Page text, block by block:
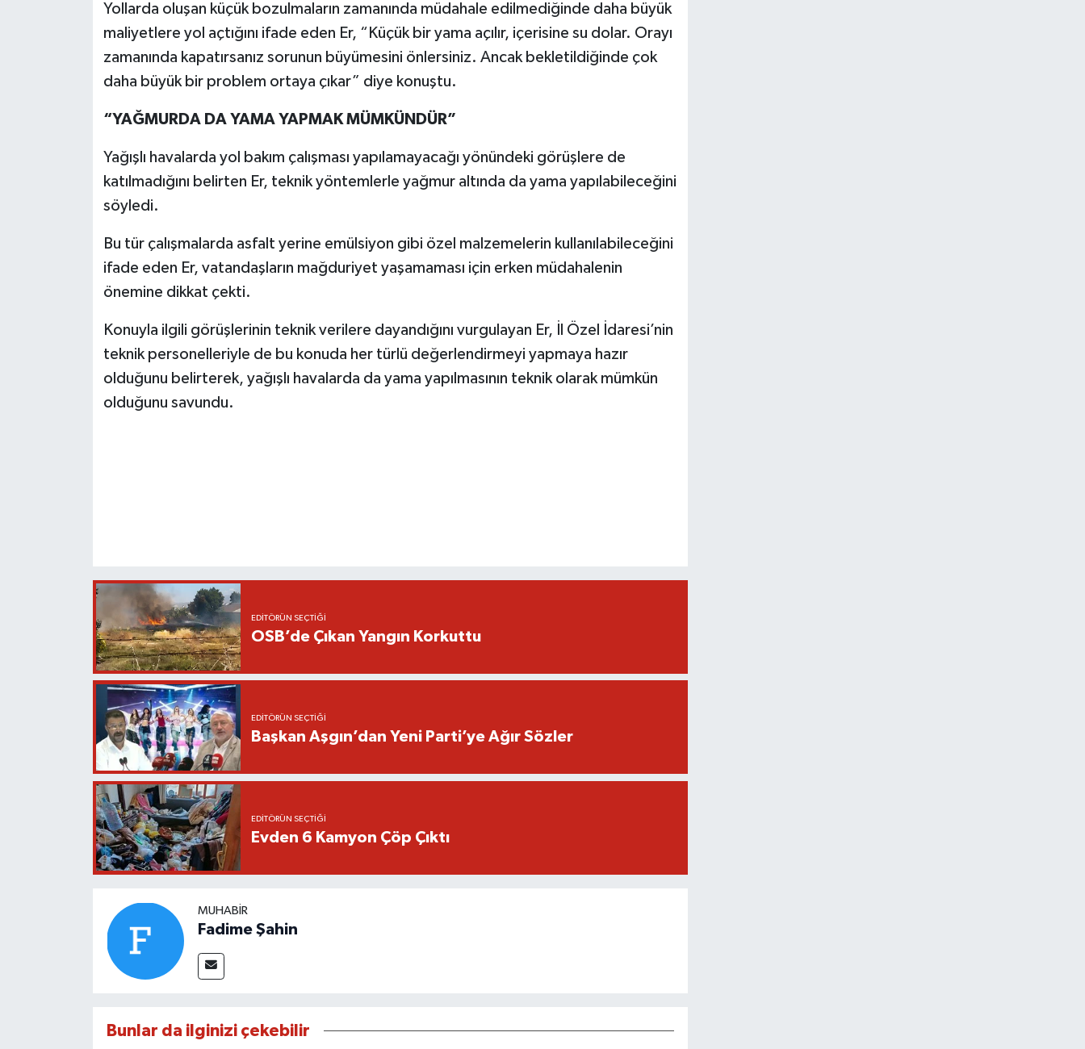
Yollarda oluşan küçük bozulmaların zamanında müdahale edilmediğinde daha büyük
maliyetlere yol açtığını ifade eden Er, “Küçük bir yama açılır, içerisine su dolar. Orayı
zamanında kapatırsanız sorunun büyümesini önlersiniz. Ancak bekletildiğinde çok
daha büyük bir problem ortaya çıkar” diye konuştu.
“YAĞMURDA DA YAMA YAPMAK MÜMKÜNDÜR”
Yağışlı havalarda yol bakım çalışması yapılamayacağı yönündeki görüşlere de
katılmadığını belirten Er, teknik yöntemlerle yağmur altında da yama yapılabileceğini
söyledi.
Bu tür çalışmalarda asfalt yerine emülsiyon gibi özel malzemelerin kullanılabileceğini
ifade eden Er, vatandaşların mağduriyet yaşamaması için erken müdahalenin
önemine dikkat çekti.
Konuyla ilgili görüşlerinin teknik verilere dayandığını vurgulayan Er, İl Özel İdaresi’nin
teknik personelleriyle de bu konuda her türlü değerlendirmeyi yapmaya hazır
olduğunu belirterek, yağışlı havalarda da yama yapılmasının teknik olarak mümkün
olduğunu savundu.
EDITÖRÜN SEÇTIĞI
OSB’de Çıkan Yangın Korkuttu
EDITÖRÜN SEÇTIĞI
Başkan Aşgın’dan Yeni Parti’ye Ağır Sözler
EDITÖRÜN SEÇTIĞI
Evden 6 Kamyon Çöp Çıktı
MUHABIR
Fadime Şahin
Bunlar da ilginizi çekebilir